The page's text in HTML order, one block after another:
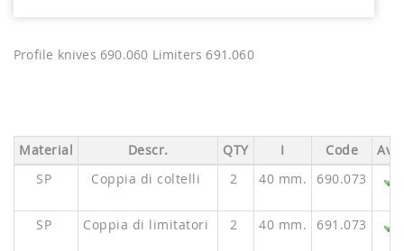
Profile knives 690.060 Limiters 691.060
Material Descr. QTY I Code
Ava.
SP
Coppia di coltelli 2 40 mm. 690.073
SP Coppia di limitatori 2 40 mm. 691.073